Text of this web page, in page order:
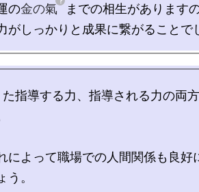
の金の氣 までの相生があります
た指導する力、指導される力の両
によって職場での人間関係も良好